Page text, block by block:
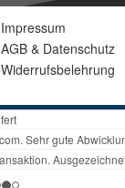
Impressum
AGB & Datenschutz
Widerrufsbelehrung